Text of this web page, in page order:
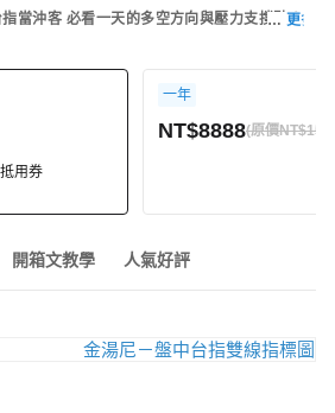
更多
當沖客 必看一天的多空方向與壓力支撐點！
用券
一年
NT$8888(原價
開箱文教學 人氣好評